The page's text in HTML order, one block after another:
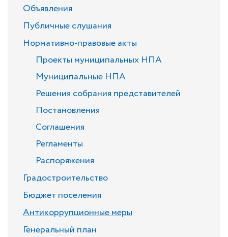
Объявления
Публичные слушания
Нормативно-правовые акты
Проекты муниципальных НПА
Муниципальные НПА
Решения собрания представителей
Постановления
Соглашения
Регламенты
Распоряжения
Градостроительство
Бюджет поселения
Антикоррупционные меры
Генеральный план